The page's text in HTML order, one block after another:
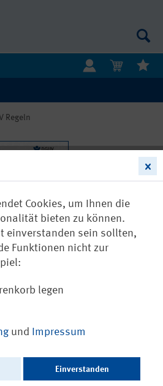
Regeln
Cookies, um Ihnen die
bieten zu können.
einverstanden sein sollten,
Funktionen nicht zur
legen
und Impressum
Einverstanden